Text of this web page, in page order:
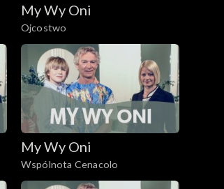
My Wy Oni
Ojcostwo
My Wy Oni
Wspólnota Cenacolo